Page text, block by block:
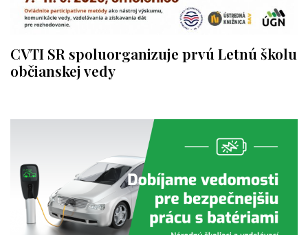
CVTI SR spoluorganizuje prvú Letnú školu
občianskej vedy